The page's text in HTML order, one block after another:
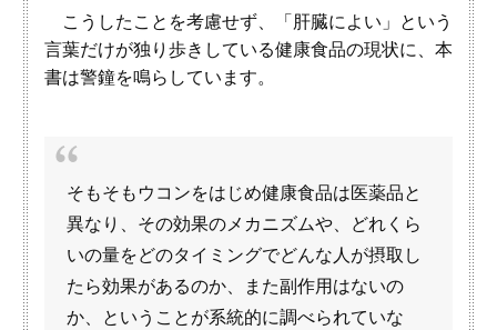
こうしたことを考慮せず、「肝臓によい」という
言葉だけが独り歩きしている健康食品の現状に、本
書は警鐘を鳴らしています。
そもそもウコンをはじめ健康食品は医薬品と
異なり、その効果のメカニズムや、どれくら
いの量をどのタイミングでどんな人が摂取し
たら効果があるのか、また副作用はないの
か、ということが系統的に調べられていな